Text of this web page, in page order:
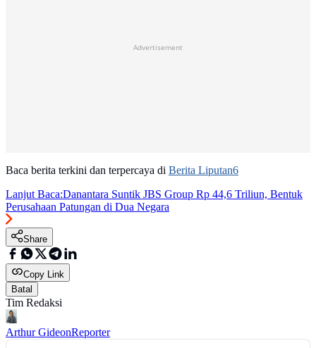
Advertisement
Baca berita terkini dan terpercaya di Berita Liputan6
Lanjut Baca:Danantara Suntik JBS Group Rp 44,6 Triliun, Bentuk
Perusahaan Patungan di Dua Negara
Share
Copy Link
Batal
Tim Redaksi
Arthur GideonReporter